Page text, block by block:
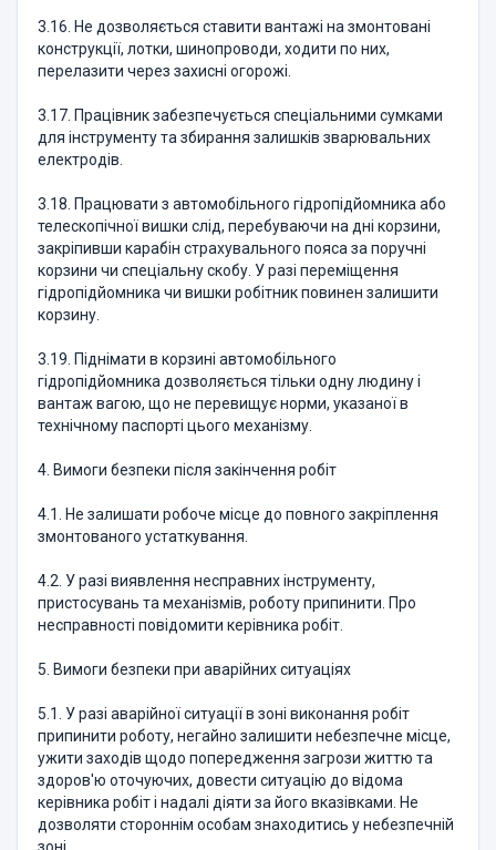
3.16. Не дозволяється ставити вантажі на змонтовані
конструкції, лотки, шинопроводи, ходити по них,
перелазити через захисні огорожі.
3.17. Працівник забезпечується спеціальними сумками
для інструменту та збирання залишків зварювальних
електродів.
3.18. Працювати з автомобільного гідропідйомника або
телескопічної вишки слід, перебуваючи на дні корзини,
закріпивши карабін страхувального пояса за поручні
корзини чи спеціальну скобу. У разі переміщення
гідропідйомника чи вишки робітник повинен залишити
корзину.
3.19. Піднімати в корзині автомобільного
гідропідйомника дозволяється тільки одну людину і
вантаж вагою, що не перевищує норми, указаної в
технічному паспорті цього механізму.
4. Вимоги безпеки після закінчення робіт
4.1. Не залишати робоче місце до повного закріплення
змонтованого устаткування.
4.2. У разі виявлення несправних інструменту,
пристосувань та механізмів, роботу припинити. Про
несправності повідомити керівника робіт.
5. Вимоги безпеки при аварійних ситуаціях
5.1. У разі аварійної ситуації в зоні виконання робіт
припинити роботу, негайно залишити небезпечне місце,
ужити заходів щодо попередження загрози життю та
здоров'ю оточуючих, довести ситуацію до відома
керівника робіт і надалі діяти за його вказівками. Не
дозволяти стороннім особам знаходитись у небезпечній